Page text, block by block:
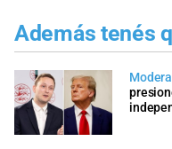
Además tenés